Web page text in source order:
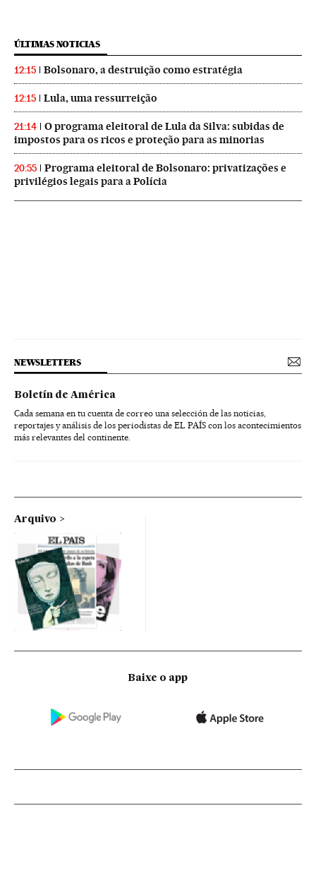
ÚLTIMAS NOTICIAS
12:15 Bolsonaro, a destruição como estratégia
12:15 Lula, uma ressurreição
21:14
O programa eleitoral de Lula da Silva: subidas de
impostos para os ricos e proteção para as minorias
20:55
Programa eleitoral de Bolsonaro: privatizações e
privilégios legais para a Polícia
NEWSLETTERS
Boletín de América
Cada semana en tu cuenta de correo una selección de las noticias,
reportajes y análisis de los periodistas de EL PAÍS con los acontecimientos
más relevantes del continente.
Arquivo
Baixe o app